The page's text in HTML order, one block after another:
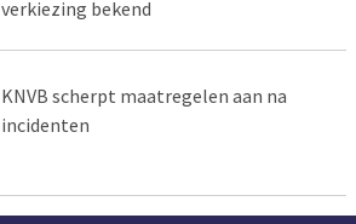
verkiezing bekend
KNVB scherpt maatregelen aan na
incidenten